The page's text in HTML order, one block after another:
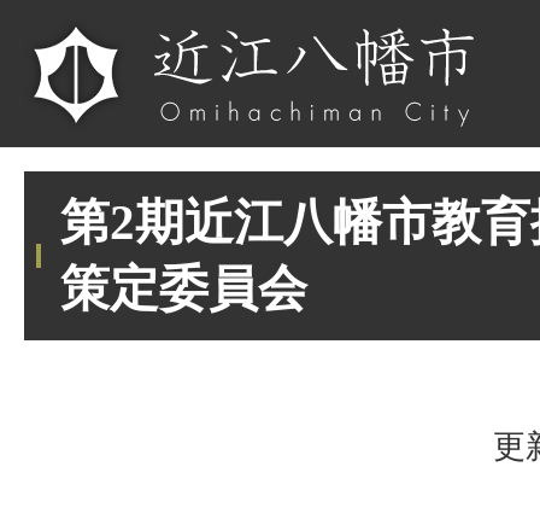
第2期近江八幡市教
策定委員会
更